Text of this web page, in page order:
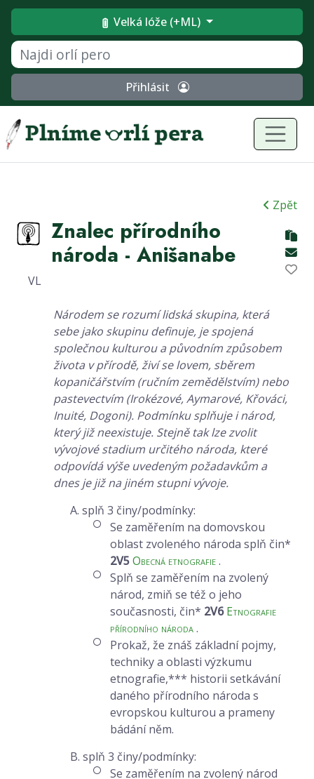
Velká lóže (+ML)
Přihlásit
Zpět
Znalec přírodního
národa - Anišanabe
VL
Národem se rozumí lidská skupina, která
sebe jako skupinu definuje, je spojená
společnou kulturou a původním způsobem
života v přírodě, živí se lovem, sběrem
kopaničářstvím (ručním zemědělstvím) nebo
pastevectvím (Irokézové, Aymarové, Křováci,
Inuité, Dogoni). Podmínku splňuje i národ,
který již neexistuje. Stejně tak lze zvolit
vývojové stadium určitého národa, které
odpovídá výše uvedeným požadavkům a
dnes je již na jiném stupni vývoje.
A. splň 3 činy/podmínky:
Se zaměřením na domovskou
oblast zvoleného národa splň čin*
2V5Obecná etnografie.
Splň se zaměřením na zvolený
národ, zmiň se též o jeho
současnosti, čin* 2V6 Etnografie
přírodního národa.
Prokaž, že znáš základní pojmy,
techniky a oblasti výzkumu
etnografie,*** historii setkávání
daného přírodního národa s
evropskou kulturou a prameny
bádání něm.
B. splň 3 činy/podmínky:
Se zaměřením na zvolený národ